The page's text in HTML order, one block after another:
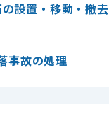
設置・移動・撤去
事故の処理